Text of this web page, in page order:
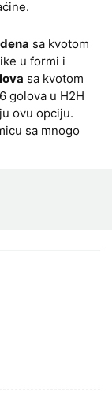
sa kvotom
u formi i
sa kvotom
golova u H2H
ovu opciju.
sa mnogo